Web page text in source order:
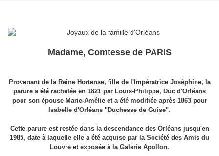
Madame, Comtesse de PARIS
Provenant de la Reine Hortense, fille de l'Impératrice Joséphine, la
parure a été rachetée en 1821 par Louis-Philippe, Duc d'Orléans
pour son épouse Marie-Amélie et a été modifiée après 1863 pour
Isabelle d'Orléans "Duchesse de Guise".
Cette parure est restée dans la descendance des Orléans jusqu'en
1985, date à laquelle elle a été acquise par la Société des Amis du
Louvre et exposée à la Galerie Apollon.